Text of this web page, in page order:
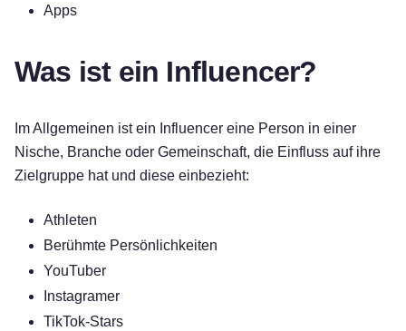
Apps
Was ist ein Influencer?
Im Allgemeinen ist ein Influencer eine Person in einer
Nische, Branche oder Gemeinschaft, die Einfluss auf ihre
Zielgruppe hat und diese einbezieht:
Athleten
Berühmte Persönlichkeiten
YouTuber
Instagramer
TikTok-Stars